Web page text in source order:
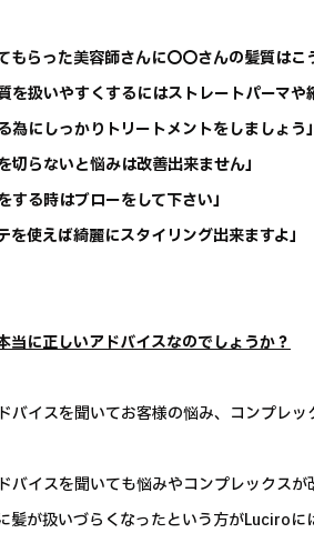
もらった美容師さんに〇〇さんの髪質はこ
を扱いやすくするにはストレートパーマ
為にしっかりトリートメントをしましょう」
切らないと悩みは改善出来ません」
する時はブローをして下さい」
を使えば綺麗にスタイリング出来ますよ」
当に正しいアドバイスなのでしょうか？
バイスを聞いてお客様の悩み、コンプレ
バイスを聞いても悩みやコンプレックス
髪が扱いづらくなったという方がLuciroに